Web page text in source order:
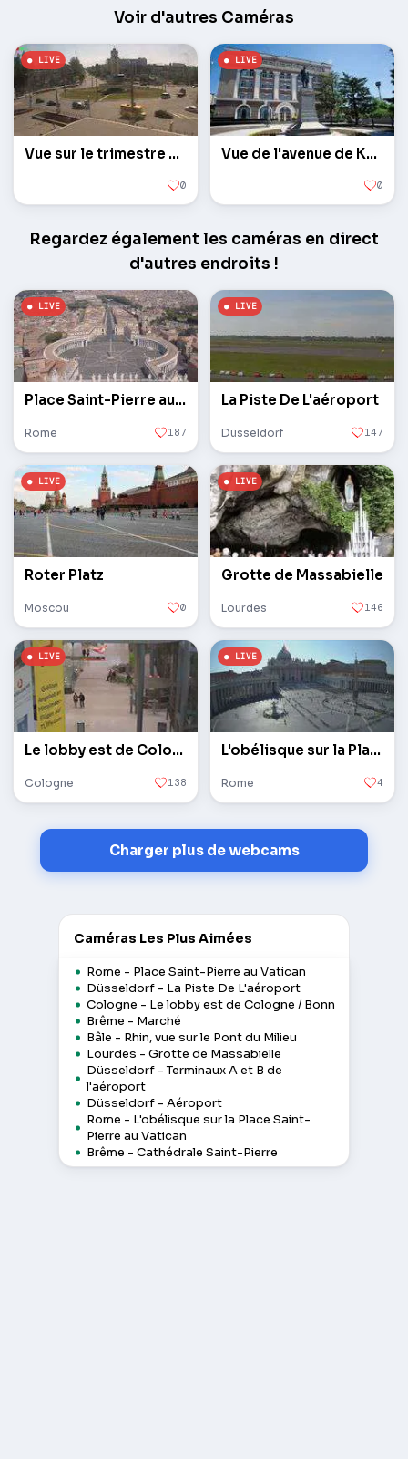
Voir d'autres Caméras
Vue sur le trimestre anneau 95
0
Vue de l'avenue de Karl Marx
0
Regardez également les caméras en direct
d'autres endroits !
Place Saint-Pierre au Vatican
Rome 187
La Piste De L'aéroport
Düsseldorf 147
Roter Platz
Moscou 0
Grotte de Massabielle
Lourdes 146
Le lobby est de Cologne / Bonn
Cologne 138
L'obélisque sur la Place Saint-Pierre au Vatican
Rome 4
Charger plus de webcams
Caméras Les Plus Aimées
Rome - Place Saint-Pierre au Vatican
Düsseldorf - La Piste De L'aéroport
Cologne - Le lobby est de Cologne / Bonn
Brême - Marché
Bâle - Rhin, vue sur le Pont du Milieu
Lourdes - Grotte de Massabielle
Düsseldorf - Terminaux A et B de
l'aéroport
Düsseldorf - Aéroport
Rome - L'obélisque sur la Place Saint-
Pierre au Vatican
Brême - Cathédrale Saint-Pierre